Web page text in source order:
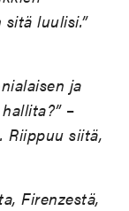
sitä luulisi.”
ja
–
Riippuu siitä,
Firenzestä,